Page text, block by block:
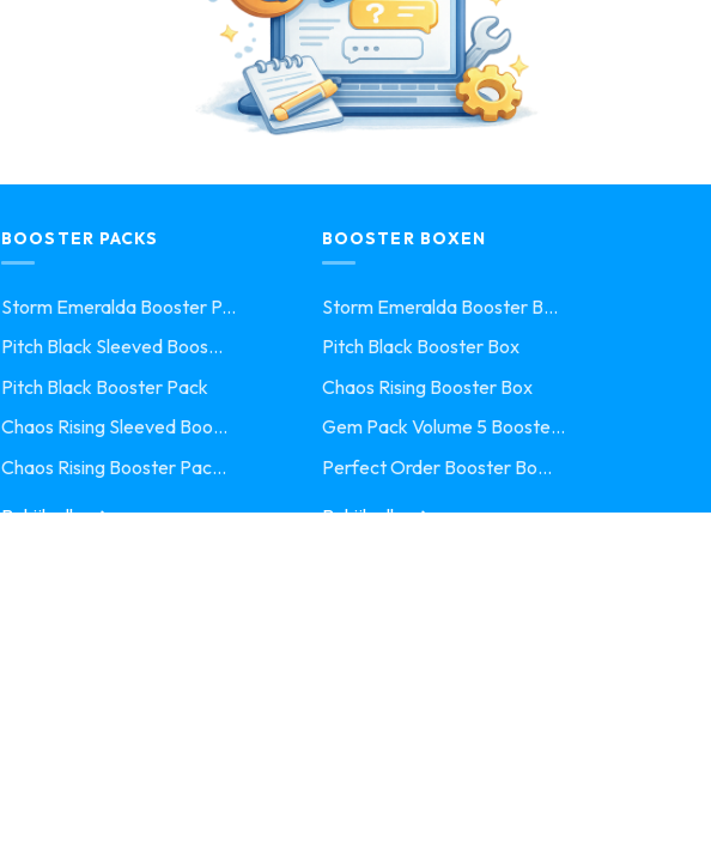
BOOSTER PACKS
Storm Emeralda Booster P...
Pitch Black Sleeved Boos...
Pitch Black Booster Pack
Chaos Rising Sleeved Boo...
Chaos Rising Booster Pac...
Bekijk alle
BOOSTER BOXEN
Storm Emeralda Booster B...
Pitch Black Booster Box
Chaos Rising Booster Box
Gem Pack Volume 5 Booste...
Perfect Order Booster Bo...
Bekijk alle